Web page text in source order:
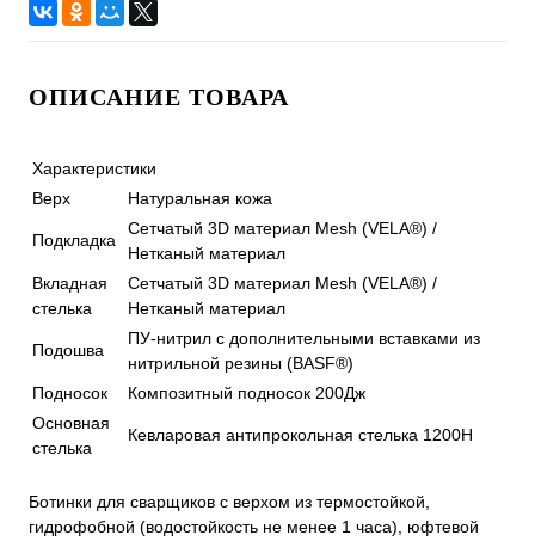
ОПИСАНИЕ ТОВАРА
Характеристики
Верх
Натуральная кожа
Подкладка
Сетчатый 3D материал Mesh (VELA®) /
Нетканый материал
Вкладная
стелька
Сетчатый 3D материал Mesh (VELA®) /
Нетканый материал
Подошва
ПУ-нитрил с дополнительными вставками из
нитрильной резины (BASF®)
Подносок
Композитный подносок 200Дж
Основная
стелька
Кевларовая антипрокольная стелька 1200Н
Ботинки для сварщиков с верхом из термостойкой,
гидрофобной (водостойкость не менее 1 часа), юфтевой